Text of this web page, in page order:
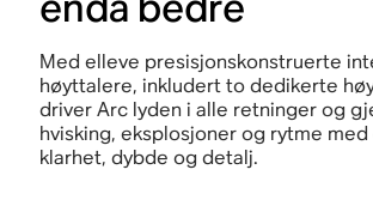
Med elleve presisjonskonstruerte
høyttalere, inkludert to dedikerte
driver Arc lyden i alle retninger og
hvisking, eksplosjoner og rytme
klarhet, dybde og detalj.